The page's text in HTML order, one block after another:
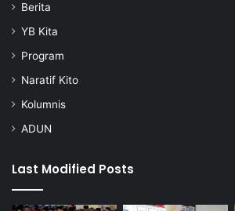
Berita
YB Kita
Program
Naratif Kito
Kolumnis
ADUN
Last Modified Posts